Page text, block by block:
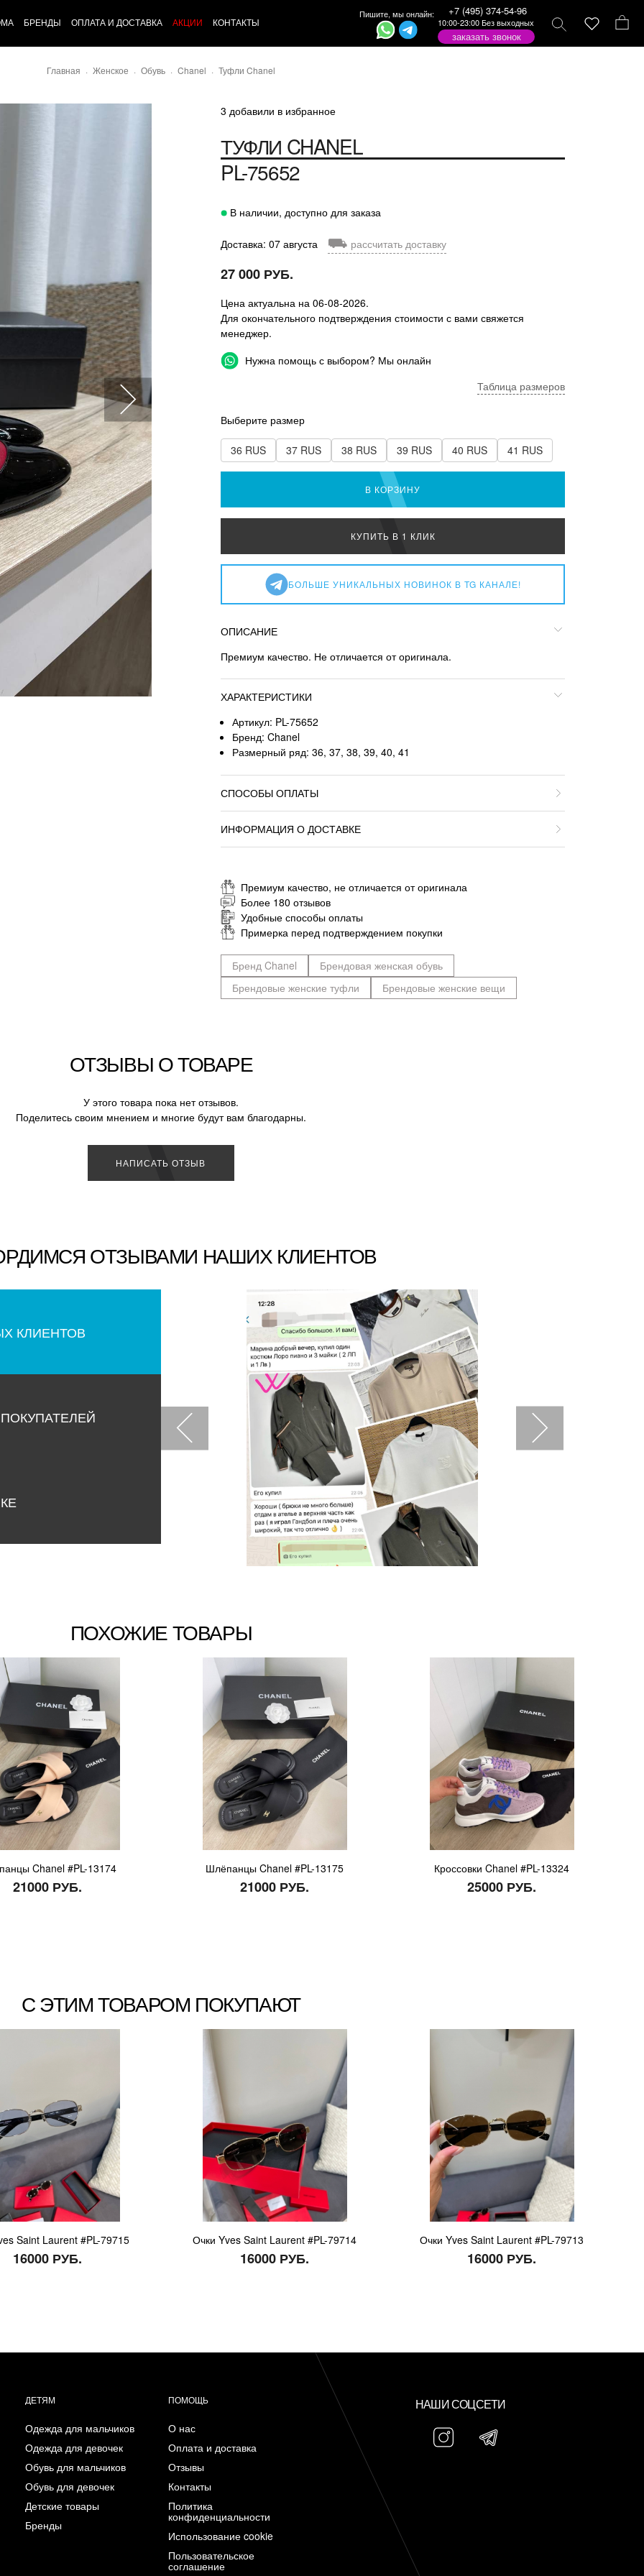
БРЕНДЫ ОПЛАТА И ДОСТАВКА АКЦИИ КОНТАКТЫ
Пишите, мы онлайн: +7 (495) 374-54-96
10:00-23:00 Без выходных
заказать звонок
Главная Женское Обувь Chanel Туфли Chanel
3 добавили в избранное
ТУФЛИ CHANEL
PL-75652
В наличии, доступно для заказа
Доставка: 07 августа ⛟ рассчитать доставку
27 000 РУБ.
Цена актуальна на 06-08-2026.
Для окончательного подтверждения стоимости с вами свяжется
менеджер.
Нужна помощь с выбором? Мы онлайн
Таблица размеров
Выберите размер
36 RUS 37 RUS 38 RUS 39 RUS 40 RUS 41 RUS
В КОРЗИНУ
КУПИТЬ В 1 КЛИК
БОЛЬШЕ УНИКАЛЬНЫХ НОВИНОК В TG КАНАЛЕ!
ОПИСАНИЕ
Премиум качество. Не отличается от оригинала.
ХАРАКТЕРИСТИКИ
Артикул: PL-75652
Бренд: Chanel
Размерный ряд: 36, 37, 38, 39, 40, 41
СПОСОБЫ ОПЛАТЫ
ИНФОРМАЦИЯ О ДОСТАВКЕ
Премиум качество, не отличается от оригинала
Более 180 отзывов
Удобные способы оплаты
Примерка перед подтверждением покупки
Бренд Chanel
Брендовая женская обувь
Брендовые женские туфли
Брендовые женские вещи
ОТЗЫВЫ О ТОВАРЕ
У этого товара пока нет отзывов.
Поделитесь своим мнением и многие будут вам благодарны.
НАПИСАТЬ ОТЗЫВ
ОТЗЫВАМИ НАШИХ КЛИЕНТОВ
КЛИЕНТОВ
ПОХОЖИЕ ТОВАРЫ
Chanel #PL-13174
21000 РУБ.
Шлёпанцы Chanel #PL-13175
21000 РУБ.
Кроссовки Chanel #PL-13324
25000 РУБ.
С ЭТИМ ТОВАРОМ ПОКУПАЮТ
Saint Laurent #PL-79715
16000 РУБ.
Очки Yves Saint Laurent #PL-79714
16000 РУБ.
Очки Yves Saint Laurent #PL-79713
16000 РУБ.
ДЕТЯМ
Одежда для мальчиков
Одежда для девочек
Обувь для мальчиков
Обувь для девочек
Детские товары
Бренды
ПОМОЩЬ
О нас
Оплата и доставка
Отзывы
Контакты
Политика
конфиденциальности
Использование cookie
Пользовательское
соглашение
НАШИ СОЦСЕТИ